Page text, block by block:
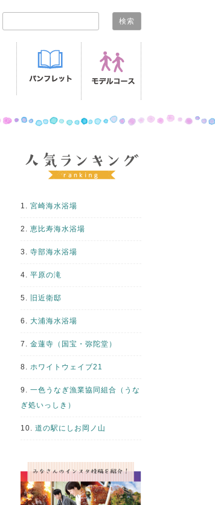
1. 宮崎海水浴場
2. 恵比寿海水浴場
3. 寺部海水浴場
4. 平原の滝
5. 旧近衛邸
6. 大浦海水浴場
7. 金蓮寺（国宝・弥陀堂）
8. ホワイトウェイブ21
9. 一色うなぎ漁業協同組合（うな
ぎ処いっしき）
10. 道の駅にしお岡ノ山